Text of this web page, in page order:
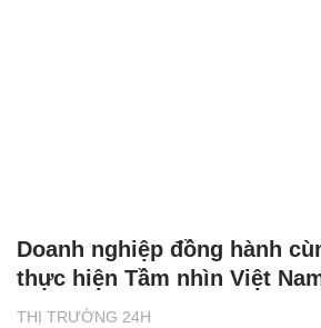
THỊ TRƯỜNG 24H
Doanh nghiệp đồng hành
thực hiện Tầm nhìn Việt